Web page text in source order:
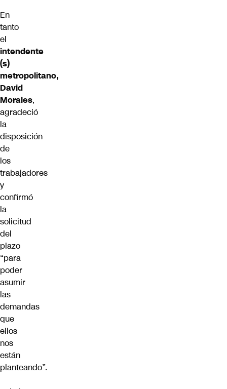
En
tanto
el
intendente
(s)
metropolitano,
David
Morales,
agradeció
la
disposición
de
los
trabajadores
y
confirmó
la
solicitud
del
plazo
“para
poder
asumir
las
demandas
que
ellos
nos
están
planteando”.